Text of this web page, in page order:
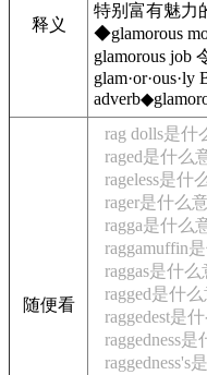
释义
特别富有魅力
◆glamorous
glamorous job
glam·or·ous·ly
adverb◆
随便看
rag dolls是什
raged是什么
rageless是什
rager是什么
ragga是什么
raggamuffin
raggas是什么
ragged是什
raggedest是
raggedness是
raggedness's